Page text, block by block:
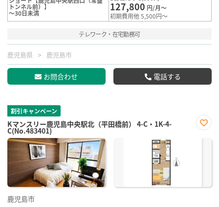
トンネル前）】
～30日未満
127,800 円/月～
初期費用他 5,500円～
テレワーク・在宅勤務可
鹿児島県 鹿児島市
お問合わせ 電話する
割引キャンペーン
Kマンスリー鹿児島中央駅北（平田橋前） 4-C・1K-4-
C(No.483401)
に入
鹿児島市